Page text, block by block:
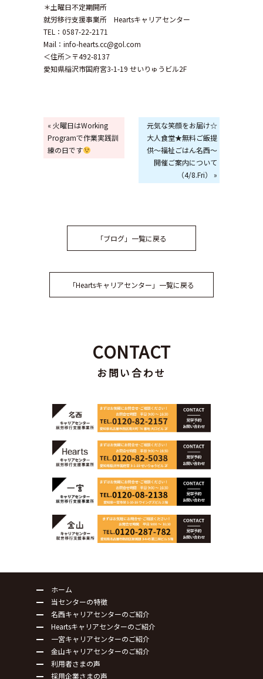
＊土曜日不定期開所
就労移行支援事業所 Heartsキャリアセンター
TEL：0587-22-2171
Mail：info-hearts.cc@gol.com
＜住所＞〒492-8137
愛知県稲沢市国府宮3-1-19 せいりゅうビル2F
« 火曜日はWorking
Programで作業実践訓
練の日です
元気な笑顔をお届け☆
大人食堂★無料ご飯提
供～福祉ごはん名西～
開催ご案内について
（4/8.Fri） »
「ブログ」一覧に戻る
「Heartsキャリアセンター」一覧に戻る
CONTACT
お問い合わせ
ホーム
当センターの特徴
名西キャリアセンターのご紹介
Heartsキャリアセンターのご紹介
一宮キャリアセンターのご紹介
金山キャリアセンターのご紹介
利用者さまの声
採用企業さまの声